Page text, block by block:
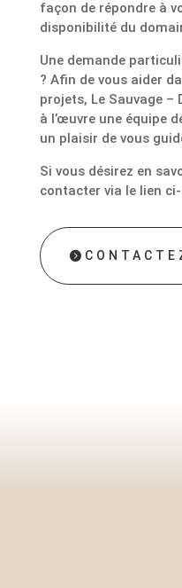
façon de répondre à
disponibilité du
Une demande
? Afin de vous aider
projets, Le Sauvage –
à l’œuvre une équipe
un plaisir de vous
Si vous désirez en
contacter via le lien